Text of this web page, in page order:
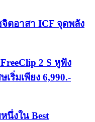
จิตอาสา ICF จุดพลัง
2 S หูฟัง
เริ่มเพียง 6,990.-
นึ่งใน Best